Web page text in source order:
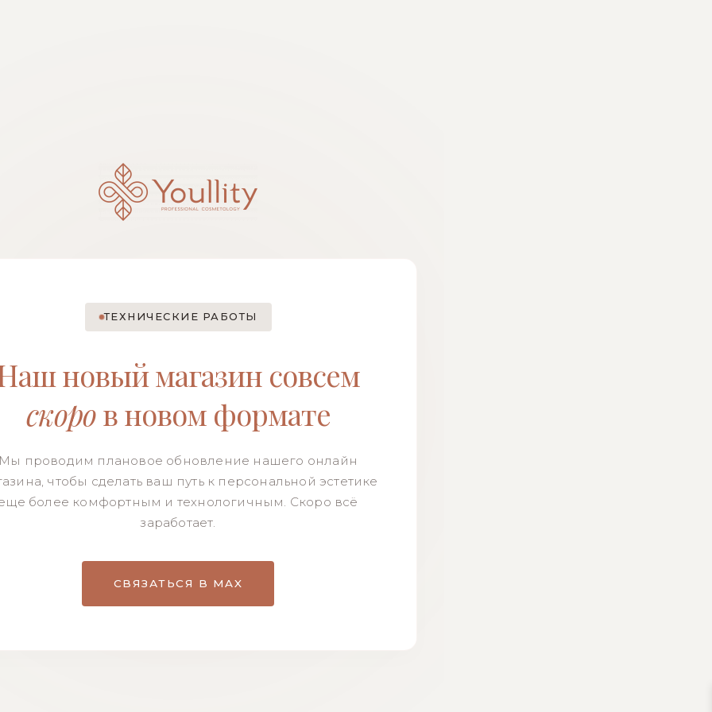
ТЕХНИЧЕСКИЕ РАБОТЫ
новый магазин совсем
скоров новом формате
проводим плановое обновление нашего онлайн
чтобы сделать ваш путь к персональной эстетике
более комфортным и технологичным. Скоро всё
заработает.
СВЯЗАТЬСЯ В MAX